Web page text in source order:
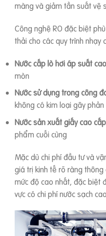
màng và giảm tần suất vệ
Công nghệ RO đặc biệt
thải cho các quy trình nhạy
Nước cấp lò hơi áp suất cao
mòn
Nước sử dụng trong công
không có kim loại gây phản
Nước sản xuất giấy cao cấp
phẩm cuối cùng
Mặc dù chi phí đầu tư và
giá trị kinh tế rõ ràng
mức độ cao nhất, đặc biệt
vực có chi phí nước sạch